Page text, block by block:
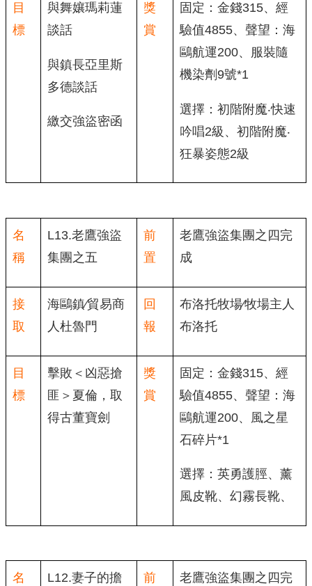
目
標
與舞孃瑪莉蓮
談話
與鎮長亞里斯
多德談話
繳交強盜密函
獎
賞
固定：金錢315、經
驗值4855、聲望：海
鷗航運200、服裝隨
機染劑9號*1
選擇：初階附魔‧快速
吟唱2級、初階附魔‧
狂暴姿態2級
名
稱
L13.老鷹強盜
集團之五
前
置
老鷹強盜集團之四完
成
接
取
海鷗鎮∕貿易商
人杜魯門
回
報
布洛托牧場∕牧場主人
布洛托
目
標
擊敗＜凶惡搶
匪＞夏倫，取
得古董寶劍
獎
賞
固定：金錢315、經
驗值4855、聲望：海
鷗航運200、風之星
石碎片*1
選擇：英勇護脛、薰
風皮靴、幻霧長靴、
名 L12.妻子的擔 前 老鷹強盜集團之四完